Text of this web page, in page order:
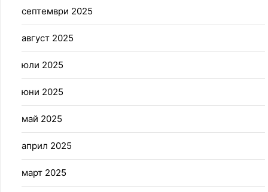
септември 2025
август 2025
юли 2025
юни 2025
май 2025
април 2025
март 2025